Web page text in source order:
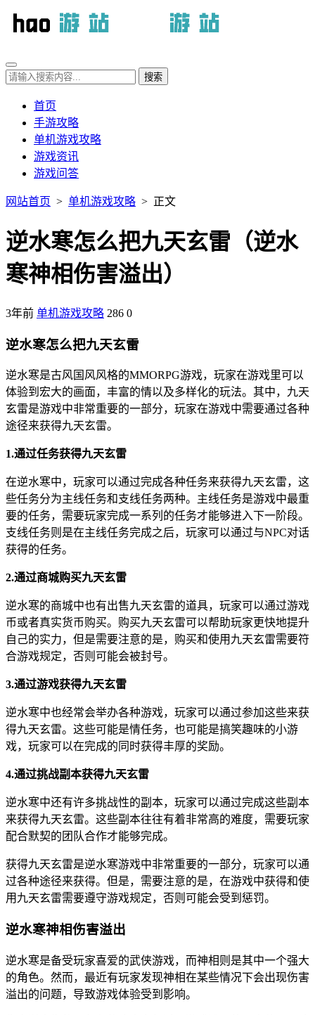
首页
手游攻略
单机游戏攻略
游戏资讯
游戏问答
网站首页 > 单机游戏攻略 > 正文
逆水寒怎么把九天玄雷（逆水
寒神相伤害溢出）
3年前 单机游戏攻略 286 0
逆水寒怎么把九天玄雷
逆水寒是古风国风风格的MMORPG游戏，玩家在游戏里可以
体验到宏大的画面，丰富的情以及多样化的玩法。其中，九天
玄雷是游戏中非常重要的一部分，玩家在游戏中需要通过各种
途径来获得九天玄雷。
1.通过任务获得九天玄雷
在逆水寒中，玩家可以通过完成各种任务来获得九天玄雷，这
些任务分为主线任务和支线任务两种。主线任务是游戏中最重
要的任务，需要玩家完成一系列的任务才能够进入下一阶段。
支线任务则是在主线任务完成之后，玩家可以通过与NPC对话
获得的任务。
2.通过商城购买九天玄雷
逆水寒的商城中也有出售九天玄雷的道具，玩家可以通过游戏
币或者真实货币购买。购买九天玄雷可以帮助玩家更快地提升
自己的实力，但是需要注意的是，购买和使用九天玄雷需要符
合游戏规定，否则可能会被封号。
3.通过游戏获得九天玄雷
逆水寒中也经常会举办各种游戏，玩家可以通过参加这些来获
得九天玄雷。这些可能是情任务，也可能是搞笑趣味的小游
戏，玩家可以在完成的同时获得丰厚的奖励。
4.通过挑战副本获得九天玄雷
逆水寒中还有许多挑战性的副本，玩家可以通过完成这些副本
来获得九天玄雷。这些副本往往有着非常高的难度，需要玩家
配合默契的团队合作才能够完成。
获得九天玄雷是逆水寒游戏中非常重要的一部分，玩家可以通
过各种途径来获得。但是，需要注意的是，在游戏中获得和使
用九天玄雷需要遵守游戏规定，否则可能会受到惩罚。
逆水寒神相伤害溢出
逆水寒是备受玩家喜爱的武侠游戏，而神相则是其中一个强大
的角色。然而，最近有玩家发现神相在某些情况下会出现伤害
溢出的问题，导致游戏体验受到影响。